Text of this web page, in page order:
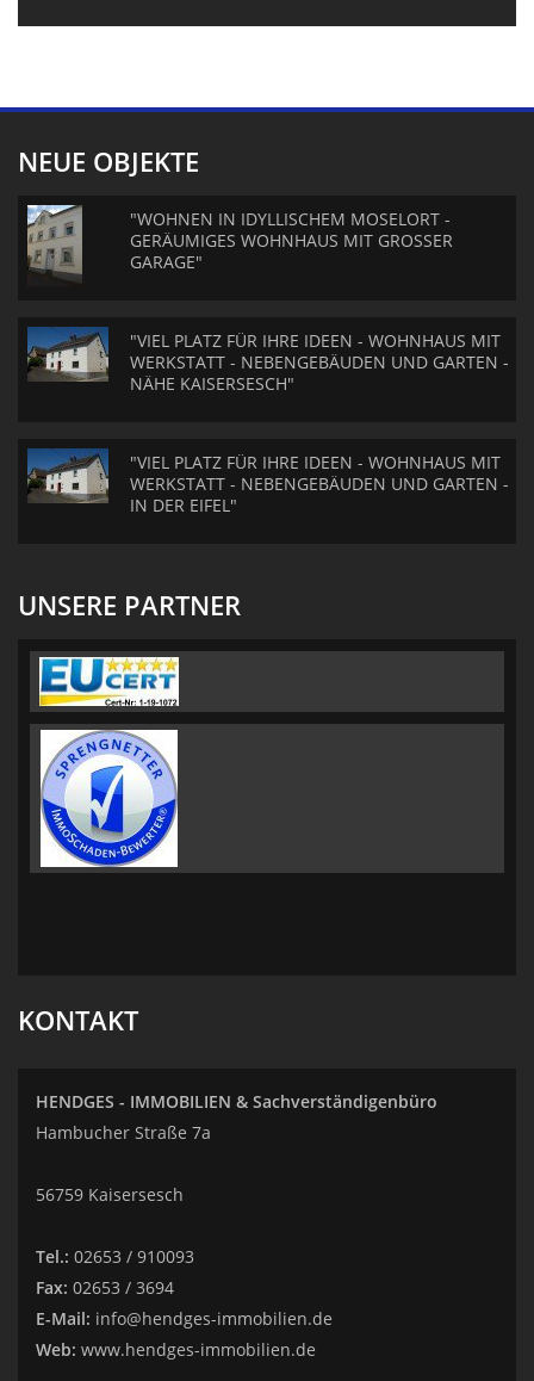
NEUE OBJEKTE
"WOHNEN IN IDYLLISCHEM MOSELORT -
GERÄUMIGES WOHNHAUS MIT GROSSER
GARAGE"
"VIEL PLATZ FÜR IHRE IDEEN - WOHNHAUS MIT
WERKSTATT - NEBENGEBÄUDEN UND GARTEN -
NÄHE KAISERSESCH"
"VIEL PLATZ FÜR IHRE IDEEN - WOHNHAUS MIT
WERKSTATT - NEBENGEBÄUDEN UND GARTEN -
IN DER EIFEL"
UNSERE PARTNER
KONTAKT
HENDGES - IMMOBILIEN & Sachverständigenbüro
Hambucher Straße 7a
56759 Kaisersesch
Tel.: 02653 / 910093
Fax: 02653 / 3694
E-Mail: info@hendges-immobilien.de
Web: www.hendges-immobilien.de